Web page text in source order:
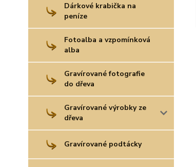
Dárkové krabička na
peníze
Fotoalba a vzpomínková
alba
Gravírované fotografie
do dřeva
Gravírované výrobky ze
dřeva
Gravírované podtácky